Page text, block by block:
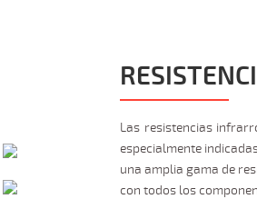
Las resistencias
especialmente
una amplia gama de
con todos los